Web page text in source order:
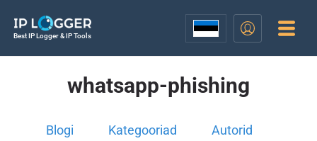
Best IP Logger & IP Tools
whatsapp-phishing
Blogi Kategooriad Autorid